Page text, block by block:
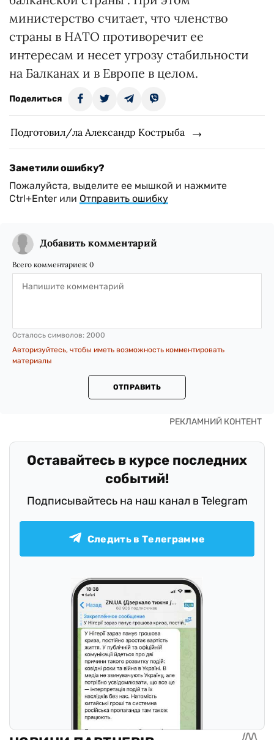
министерство считает, что членство
страны в НАТО противоречит ее
интересам и несет угрозу стабильности
на Балканах и в Европе в целом.
Поделиться
Подготовил/ла Александр Кострыба
Заметили ошибку?
Пожалуйста, выделите ее мышкой и нажмите
Ctrl+Enter или Отправить ошибку
Добавить комментарий
Всего комментариев: 0
Осталось символов: 2000
Авторизуйтесь, чтобы иметь возможность комментировать
материалы
ОТПРАВИТЬ
Оставайтесь в курсе последних
событий!
Подписывайтесь на наш канал в Telegram
Следить в Телеграмме